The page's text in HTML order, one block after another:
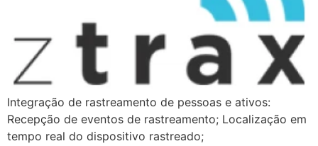
Integração de rastreamento de pessoas e ativos:
Recepção de eventos de rastreamento; Localização em
tempo real do dispositivo rastreado;